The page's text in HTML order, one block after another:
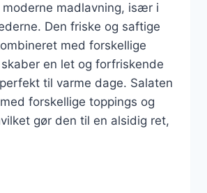
madlavning, især i
Den friske og saftige
med forskellige
en let og forfriskende
til varme dage. Salaten
forskellige toppings og
gør den til en alsidig ret,